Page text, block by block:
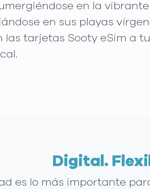
en la
en sus playas
las tarjetas Sooty eSim a
Digital.
es lo más importante